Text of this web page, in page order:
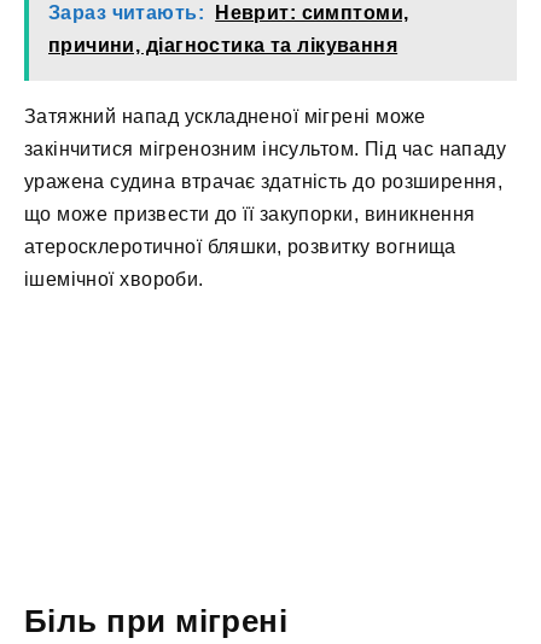
Зараз читають:
Неврит: симптоми,
причини, діагностика та лікування
Затяжний напад ускладненої мігрені може
закінчитися мігренозним інсультом. Під час нападу
уражена судина втрачає здатність до розширення,
що може призвести до її закупорки, виникнення
атеросклеротичної бляшки, розвитку вогнища
ішемічної хвороби.
Біль при мігрені